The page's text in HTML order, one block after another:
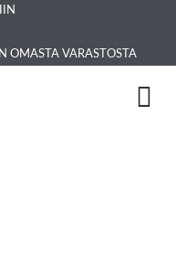
OMASTA VARASTOSTA